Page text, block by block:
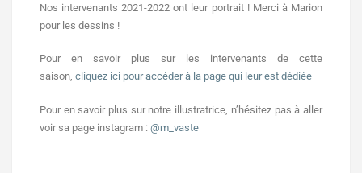
Nos intervenants 2021-2022 ont leur portrait ! Merci à Marion
pour les dessins !
Pour en savoir plus sur les intervenants de cette
saison, cliquez ici pour accéder à la page qui leur est dédiée
Pour en savoir plus sur notre illustratrice, n’hésitez pas à aller
voir sa page instagram : @m_vaste